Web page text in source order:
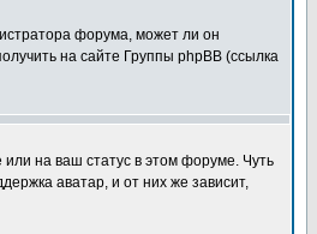
форума, может ли он
на сайте Группы phpBB (ссылка
на ваш статус в этом форуме. Чуть
аватар, и от них же зависит,